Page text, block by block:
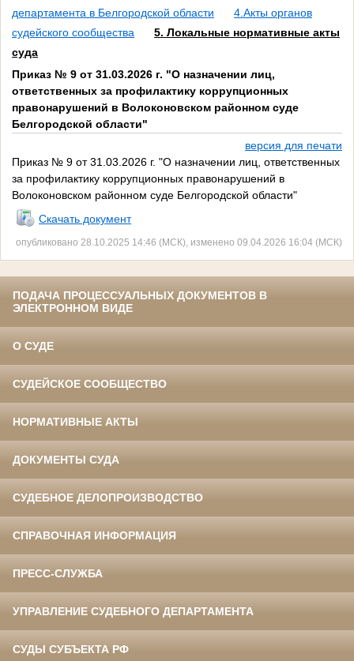
департамента в Белгородской области
4.Акты органов
судейского сообщества
5. Локальные нормативные акты
суда
Приказ № 9 от 31.03.2026 г. "О назначении лиц,
ответственных за профилактику коррупционных
правонарушений в Волоконовском районном суде
Белгородской области"
версия для печати
Приказ № 9 от 31.03.2026 г. "О назначении лиц, ответственных
за профилактику коррупционных правонарушений в
Волоконовском районном суде Белгородской области"
Скачать документ
опубликовано 28.10.2025 14:46 (МСК), изменено 09.04.2026 16:04 (МСК)
ПОДАЧА ПРОЦЕССУАЛЬНЫХ ДОКУМЕНТОВ В
ЭЛЕКТРОННОМ ВИДЕ
О СУДЕ
СУДЕЙСКОЕ СООБЩЕСТВО
НОРМАТИВНЫЕ АКТЫ
ДОКУМЕНТЫ СУДА
СУДЕБНОЕ ДЕЛОПРОИЗВОДСТВО
СПРАВОЧНАЯ ИНФОРМАЦИЯ
ПРЕСС-СЛУЖБА
УПРАВЛЕНИЕ СУДЕБНОГО ДЕПАРТАМЕНТА
СУДЫ СУБЪЕКТА РФ